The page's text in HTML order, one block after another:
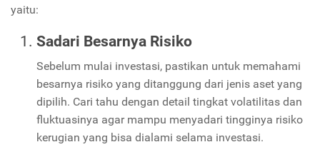
yaitu:
Sadari Besarnya Risiko
Sebelum mulai investasi, pastikan untuk memahami
besarnya risiko yang ditanggung dari jenis aset yang
dipilih. Cari tahu dengan detail tingkat volatilitas dan
fluktuasinya agar mampu menyadari tingginya risiko
kerugian yang bisa dialami selama investasi.